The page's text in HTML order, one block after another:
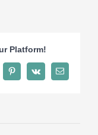
Platform!
Pinterest
Vk Email